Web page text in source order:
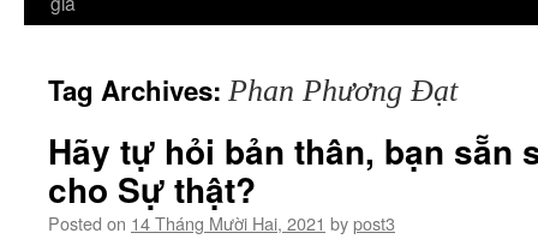
Tag Archives: Phan Phương Đạt
Hãy tự hỏi bản thân, bạn sẵn
cho Sự thật?
Posted on 14 Tháng Mười Hai, 2021 bypost3